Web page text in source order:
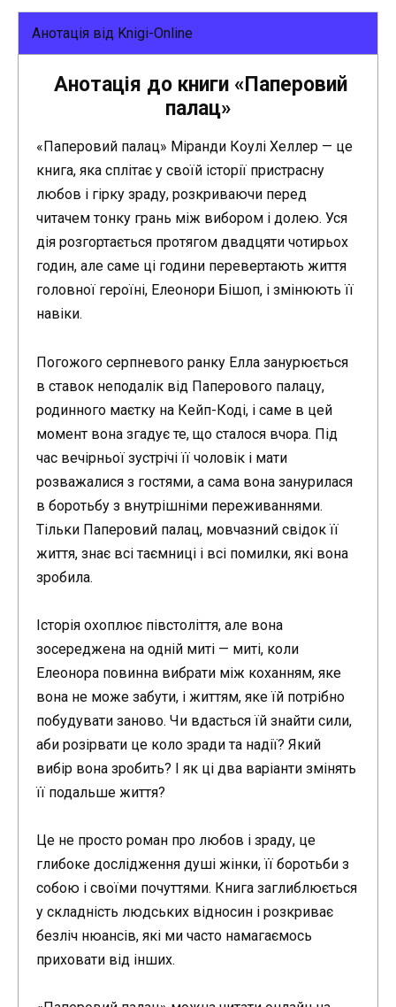
Анотація від Knigi-Online
Анотація до книги «Паперовий
палац»
«Паперовий палац» Міранди Коулі Хеллер — це
книга, яка сплітає у своїй історії пристрасну
любов і гірку зраду, розкриваючи перед
читачем тонку грань між вибором і долею. Уся
дія розгортається протягом двадцяти чотирьох
годин, але саме ці години перевертають життя
головної героїні, Елеонори Бішоп, і змінюють її
навіки.
Погожого серпневого ранку Елла занурюється
в ставок неподалік від Паперового палацу,
родинного маєтку на Кейп-Коді, і саме в цей
момент вона згадує те, що сталося вчора. Під
час вечірньої зустрічі її чоловік і мати
розважалися з гостями, а сама вона занурилася
в боротьбу з внутрішніми переживаннями.
Тільки Паперовий палац, мовчазний свідок її
життя, знає всі таємниці і всі помилки, які вона
зробила.
Історія охоплює півстоліття, але вона
зосереджена на одній миті — миті, коли
Елеонора повинна вибрати між коханням, яке
вона не може забути, і життям, яке їй потрібно
побудувати заново. Чи вдасться їй знайти сили,
аби розірвати це коло зради та надії? Який
вибір вона зробить? І як ці два варіанти змінять
її подальше життя?
Це не просто роман про любов і зраду, це
глибоке дослідження душі жінки, її боротьби з
собою і своїми почуттями. Книга заглиблюється
у складність людських відносин і розкриває
безліч нюансів, які ми часто намагаємось
приховати від інших.